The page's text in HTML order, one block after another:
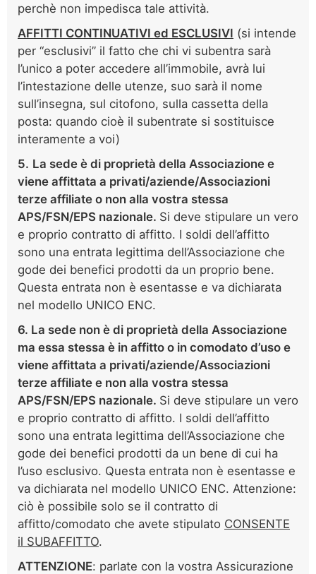
perchè non impedisca tale attività.
AFFITTI CONTINUATIVI ed ESCLUSIVI (si intende
per “esclusivi” il fatto che chi vi subentra sarà
l’unico a poter accedere all’immobile, avrà lui
l’intestazione delle utenze, suo sarà il nome
sull’insegna, sul citofono, sulla cassetta della
posta: quando cioè il subentrate si sostituisce
interamente a voi)
5. La sede è di proprietà della Associazione e
viene affittata a privati/aziende/Associazioni
terze affiliate o non alla vostra stessa
APS/FSN/EPS nazionale. Si deve stipulare un vero
e proprio contratto di affitto. I soldi dell’affitto
sono una entrata legittima dell’Associazione che
gode dei benefici prodotti da un proprio bene.
Questa entrata non è esentasse e va dichiarata
nel modello UNICO ENC.
6. La sede non è di proprietà della Associazione
ma essa stessa è in affitto o in comodato d’uso e
viene affittata a privati/aziende/Associazioni
terze affiliate e non alla vostra stessa
APS/FSN/EPS nazionale. Si deve stipulare un vero
e proprio contratto di affitto. I soldi dell’affitto
sono una entrata legittima dell’Associazione che
gode dei benefici prodotti da un bene di cui ha
l’uso esclusivo. Questa entrata non è esentasse e
va dichiarata nel modello UNICO ENC. Attenzione:
ciò è possibile solo se il contratto di
affitto/comodato che avete stipulato CONSENTE
il SUBAFFITTO.
ATTENZIONE: parlate con la vostra Assicurazione